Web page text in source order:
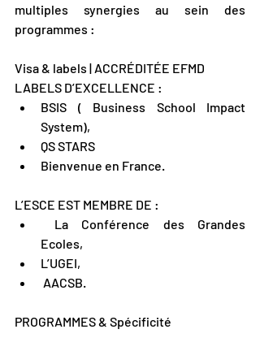
multiples synergies au sein des
programmes :
Visa & labels | ACCRÉDITÉE EFMD
LABELS D’EXCELLENCE :
BSIS ( Business School Impact
System),
QS STARS
Bienvenue en France.
L’ESCE EST MEMBRE DE :
Ecoles,
L’UGEI,
AACSB.
PROGRAMMES & Spécificité